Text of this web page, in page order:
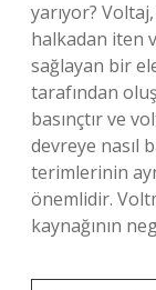
yarıyor?
halkadan iten
sağlayan bir
tarafından
basınçtır ve
devreye nasıl
terimlerinin
önemlidir.
kaynağının